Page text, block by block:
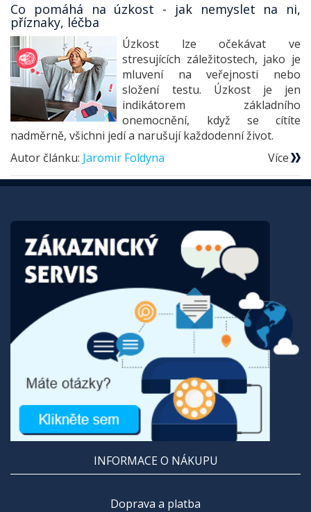
Co pomáhá na úzkost - jak nemyslet na ni,
příznaky, léčba
Úzkost lze očekávat ve
stresujících záležitostech, jako je
mluvení na veřejnosti nebo
složení testu. Úzkost je jen
indikátorem základního
onemocnění, když se cítíte
nadměrně, všichni jedí a narušují každodenní život.
Autor článku: Jaromir Foldyna Více
INFORMACE O NÁKUPU
Doprava a platba